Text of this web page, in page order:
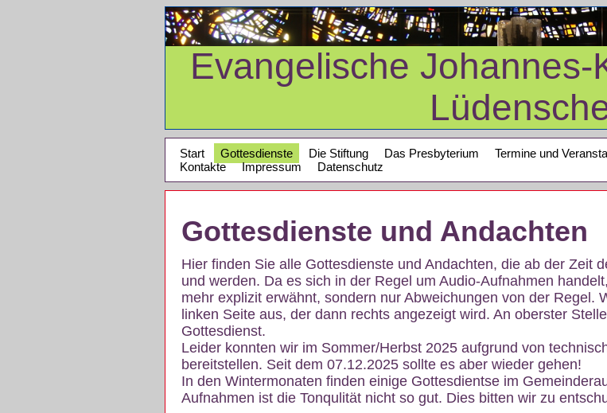
Evangelische
Start Gottesdienste Die Stiftung Das Presbyterium Termine und
Kontakte
Impressum Datenschutz
Gottesdienste und Andachten
Hier finden Sie alle Gottesdienste und Andachten, die ab der Zeit
und werden. Da es sich in der Regel um Audio-Aufnahmen
mehr explizit erwähnt, sondern nur Abweichungen von der Regel.
linken Seite aus, der dann rechts angezeigt wird. An oberster
Gottesdienst.
Leider konnten wir im Sommer/Herbst 2025 aufgrund von
bereitstellen. Seit dem 07.12.2025 sollte es aber wieder gehen!
In den Wintermonaten finden einige Gottesdientse im
Aufnahmen ist die Tonqulität nicht so gut. Dies bitten wir zu